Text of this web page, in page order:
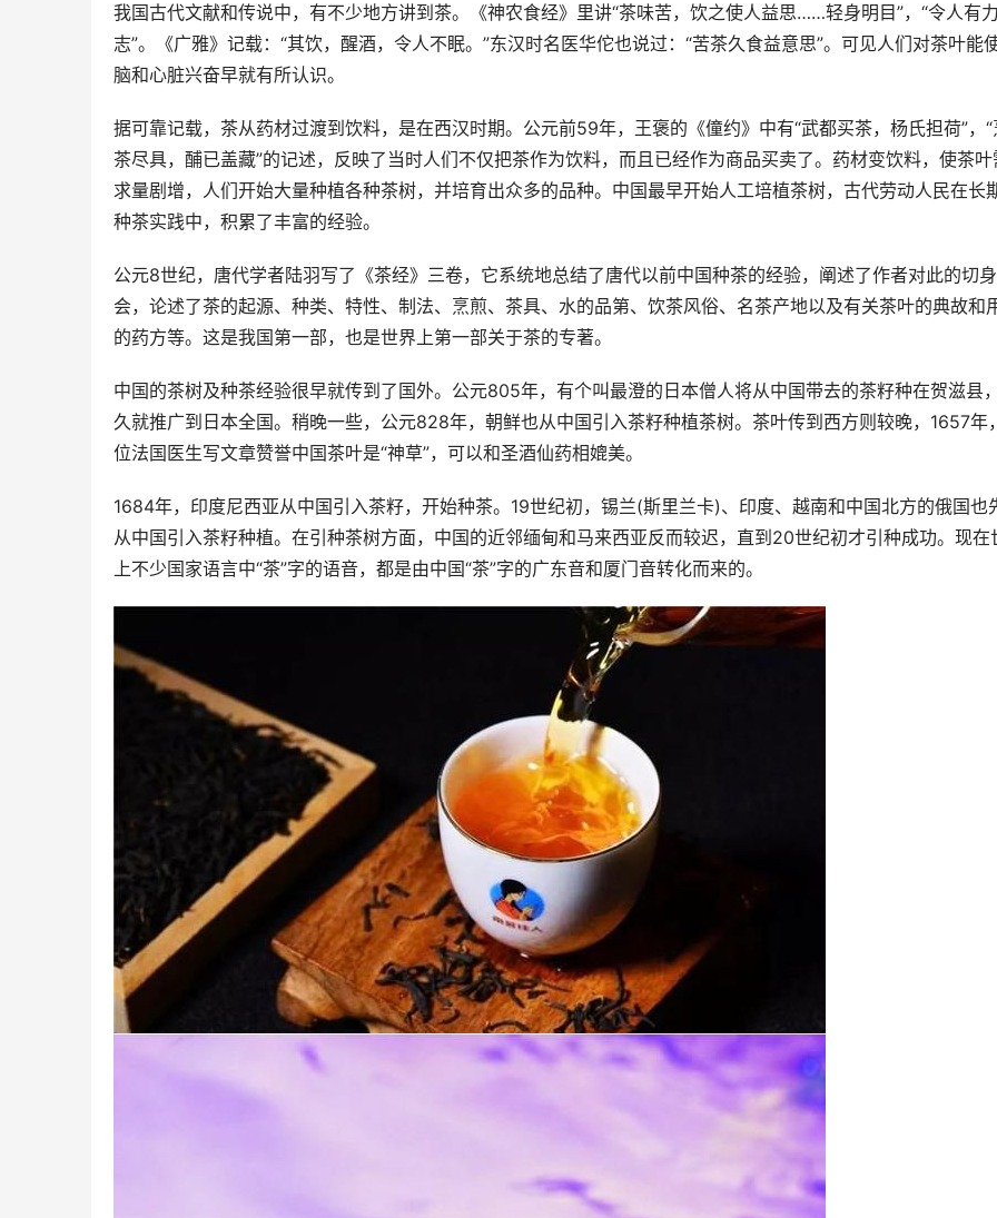
我国古代文献和传说中，有不少地方讲到茶。《神农食经》里讲“茶味苦，饮之使人益思……轻身明目”，“令人有
志”。《广雅》记载：“其饮，醒酒，令人不眠。”东汉时名医华佗也说过：“苦茶久食益意思”。可见人们对茶叶能
脑和心脏兴奋早就有所认识。
据可靠记载，茶从药材过渡到饮料，是在西汉时期。公元前59年，王褒的《僮约》中有“武都买茶，杨氏担荷”，“
茶尽具，酺已盖藏”的记述，反映了当时人们不仅把茶作为饮料，而且已经作为商品买卖了。药材变饮料，使茶叶
求量剧增，人们开始大量种植各种茶树，并培育出众多的品种。中国最早开始人工培植茶树，古代劳动人民在长
种茶实践中，积累了丰富的经验。
公元8世纪，唐代学者陆羽写了《茶经》三卷，它系统地总结了唐代以前中国种茶的经验，阐述了作者对此的切
会，论述了茶的起源、种类、特性、制法、烹煎、茶具、水的品第、饮茶风俗、名茶产地以及有关茶叶的典故和
的药方等。这是我国第一部，也是世界上第一部关于茶的专著。
中国的茶树及种茶经验很早就传到了国外。公元805年，有个叫最澄的日本僧人将从中国带去的茶籽种在贺滋县
久就推广到日本全国。稍晚一些，公元828年，朝鲜也从中国引入茶籽种植茶树。茶叶传到西方则较晚，1657年
位法国医生写文章赞誉中国茶叶是“神草”，可以和圣酒仙药相媲美。
1684年，印度尼西亚从中国引入茶籽，开始种茶。19世纪初，锡兰(斯里兰卡)、印度、越南和中国北方的俄国也
从中国引入茶籽种植。在引种茶树方面，中国的近邻缅甸和马来西亚反而较迟，直到20世纪初才引种成功。现在
上不少国家语言中“茶”字的语音，都是由中国“茶”字的广东音和厦门音转化而来的。